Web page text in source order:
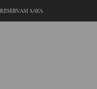
RESERVASI SAYA